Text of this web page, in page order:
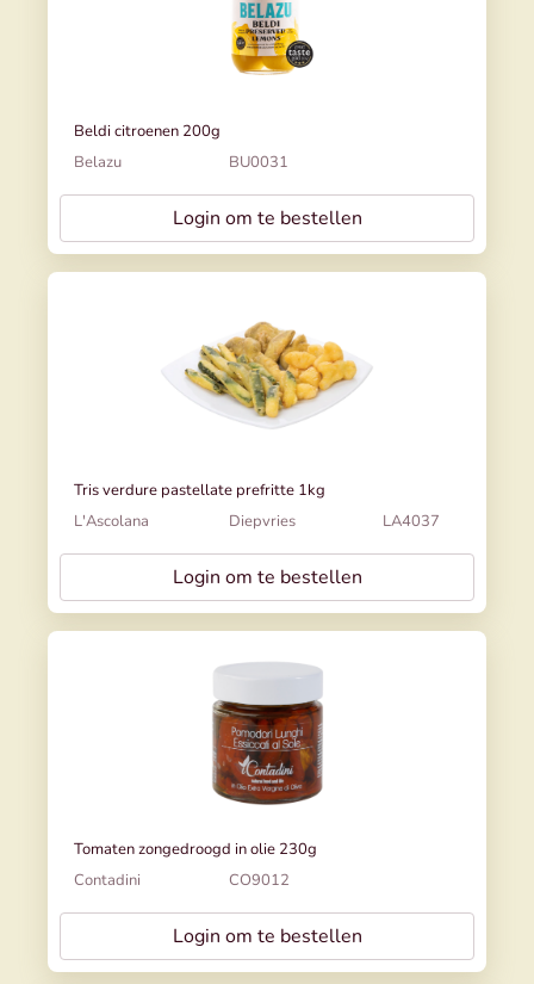
Beldi citroenen 200g
Belazu
BU0031
Login om te bestellen
Tris verdure pastellate prefritte 1kg
L'Ascolana
Diepvries LA4037
Login om te bestellen
Tomaten zongedroogd in olie 230g
Contadini
CO9012
Login om te bestellen